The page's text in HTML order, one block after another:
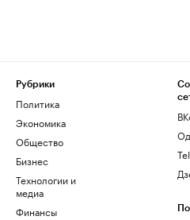
Рубрики
Политика
Экономика
Общество
Бизнес
Технологии и
медиа
Финансы